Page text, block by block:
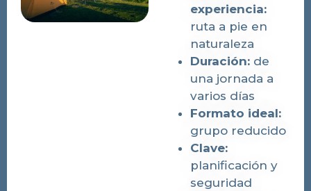
experiencia:
ruta a pie en
naturaleza
Duración: de
una jornada a
varios días
Formato ideal:
grupo reducido
Clave:
planificación y
seguridad